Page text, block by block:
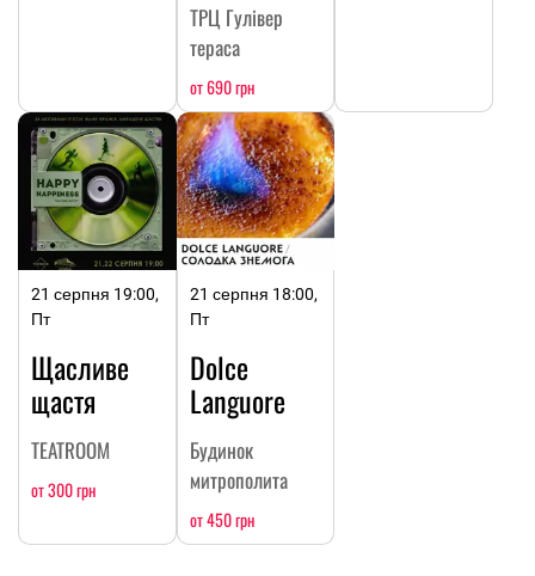
ТРЦ Гулівер
тераса
от 690 грн
21 серпня 19:00,
Пт
Щасливе
щастя
TEATROOM
от 300 грн
21 серпня 18:00,
Пт
Dolce
Languore
Будинок
митрополита
от 450 грн